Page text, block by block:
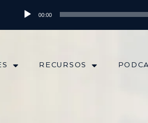
Dinero y Maximiza tus Inversiones
Reproductor
00:00
RECURSOS